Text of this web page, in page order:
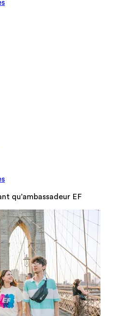
qu'ambassadeur EF